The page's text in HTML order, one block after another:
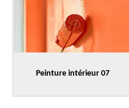
Peinture intérieur 07